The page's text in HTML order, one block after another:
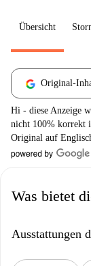
Übersicht
Original-
Hi - diese Anzeige
nicht 100% korrekt
Original auf
Was bietet
Ausstattungen